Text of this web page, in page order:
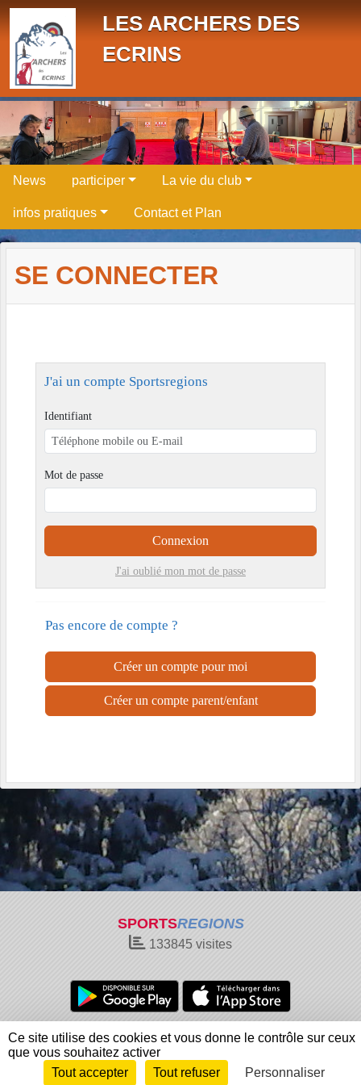
LES ARCHERS DES
ECRINS
News participer La vie du club
infos pratiques Contact et Plan
SE CONNECTER
J'ai un compte Sportsregions
Identifiant
Mot de passe
Connexion
J'ai oublié mon mot de passe
Pas encore de compte ?
Créer un compte pour moi
Créer un compte parent/enfant
SPORTSREGIONS
133845 visites
Charte cookies
Gestion des cookies
Informations légales
Signaler un contenu inapproprié
Envie de participer ?
Connexion
Panneau de gestion des cookies
Ce site utilise des cookies et vous donne le contrôle sur ceux
que vous souhaitez activer
Tout accepter
Tout refuser Personnaliser